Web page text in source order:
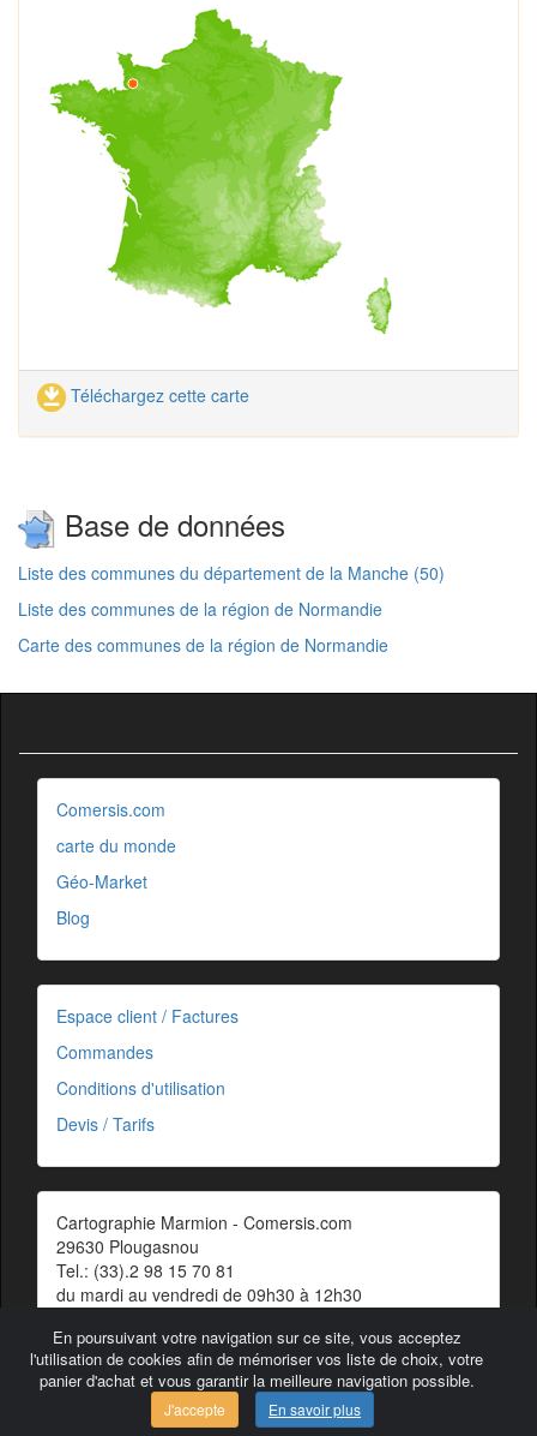
Téléchargez cette carte
Base de données
Liste des communes du département de la Manche (50)
Liste des communes de la région de Normandie
Carte des communes de la région de Normandie
En poursuivant votre navigation sur ce site, vous acceptez
l'utilisation de cookies afin de mémoriser vos liste de choix, votre
panier d'achat et vous garantir la meilleure navigation possible.
J'accepte En savoir plus
Comersis.com
carte du monde
Géo-Market
Blog
Espace client / Factures
Commandes
Conditions d'utilisation
Devis / Tarifs
Cartographie Marmion - Comersis.com
29630 Plougasnou
Tel.: (33).2 98 15 70 81
du mardi au vendredi de 09h30 à 12h30
Contact